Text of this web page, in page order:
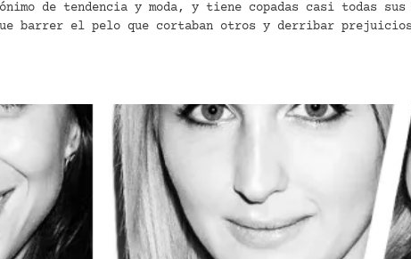
de tendencia y moda, y tiene copadas casi todas sus
barrer el pelo que cortaban otros y derribar